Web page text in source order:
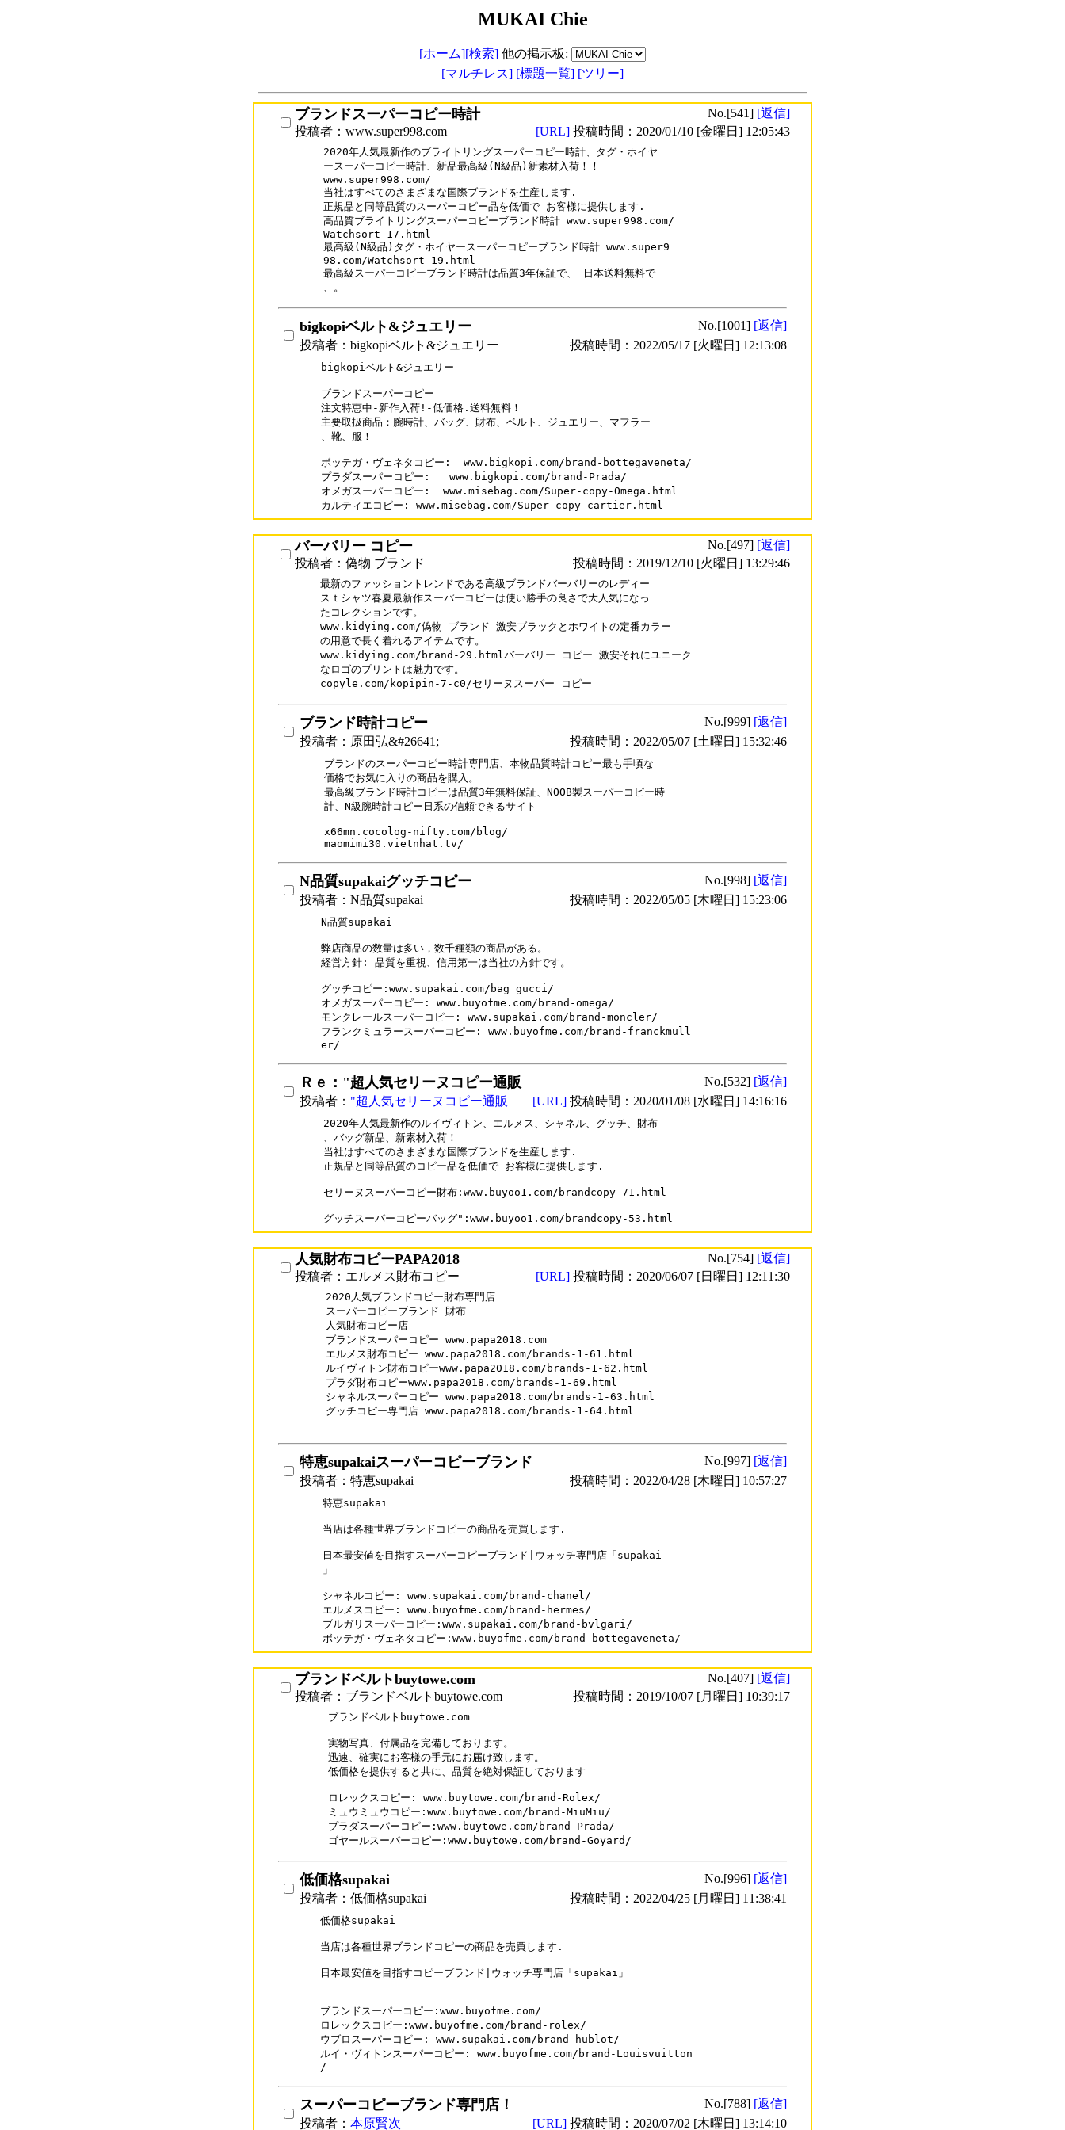
MUKAI Chie
[ホーム][検索] 他の掲示板:
[マルチレス] [標題一覧] [ツリー]
ブランドスーパーコピー時計 No.[541] [返信]
投稿者：www.super998.com
[URL] 投稿時間：2020/01/10 [金曜日] 12:05:43
2020年人気最新作のブライトリングスーパーコピー時計、タグ・ホイヤ
ースーパーコピー時計、新品最高級(N級品)新素材入荷！！
www.super998.com/
当社はすべてのさまざまな国際ブランドを生産します.
正規品と同等品質のスーパーコピー品を低価で お客様に提供します.
高品質ブライトリングスーパーコピーブランド時計 www.super998.com/
Watchsort-17.html
最高級(N級品)タグ・ホイヤースーパーコピーブランド時計 www.super9
98.com/Watchsort-19.html
最高級スーパーコピーブランド時計は品質3年保証で、 日本送料無料で
、。
bigkopiベルト&ジュエリー No.[1001] [返信]
投稿者：bigkopiベルト&ジュエリー
投稿時間：2022/05/17 [火曜日] 12:13:08
bigkopiベルト&ジュエリー
ブランドスーパーコピー
注文特恵中-新作入荷!-低価格.送料無料！
主要取扱商品：腕時計、バッグ、財布、ベルト、ジュエリー、マフラー
、靴、服！
ボッテガ・ヴェネタコピー:  www.bigkopi.com/brand-bottegaveneta/
プラダスーパーコピー:   www.bigkopi.com/brand-Prada/
オメガスーパーコピー:  www.misebag.com/Super-copy-Omega.html
バーバリー コピー No.[497] [返信]
投稿者：偽物 ブランド
投稿時間：2019/12/10 [火曜日] 13:29:46
最新のファッショントレンドである高級ブランドバーバリーのレディー
スｔシャツ春夏最新作スーパーコピーは使い勝手の良さで大人気になっ
たコレクションです。
www.kidying.com/偽物 ブランド 激安ブラックとホワイトの定番カラー
の用意で長く着れるアイテムです。
www.kidying.com/brand-29.htmlバーバリー コピー 激安それにユニーク
なロゴのプリントは魅力です。
copyle.com/kopipin-7-c0/セリーヌスーパー コピー
ブランド時計コピー No.[999] [返信]
投稿者：原田弘&#26641;
投稿時間：2022/05/07 [土曜日] 15:32:46
ブランドのスーパーコピー時計専門店、本物品質時計コピー最も手頃な
価格でお気に入りの商品を購入。
最高級ブランド時計コピーは品質3年無料保証、NOOB製スーパーコピー時
計、N級腕時計コピー日系の信頼できるサイト
x66mn.cocolog-nifty.com/blog/
maomimi30.vietnhat.tv/
N品質supakaiグッチコピー No.[998] [返信]
投稿者：N品質supakai
投稿時間：2022/05/05 [木曜日] 15:23:06
N品質supakai
弊店商品の数量は多い，数千種類の商品がある。
経営方針: 品質を重視、信用第一は当社の方針です。
グッチコピー:www.supakai.com/bag_gucci/
オメガスーパーコピー: www.buyofme.com/brand-omega/
モンクレールスーパーコピー: www.supakai.com/brand-moncler/
フランクミュラースーパーコピー: www.buyofme.com/brand-franckmull
Ｒｅ："超人気セリーヌコピー通販 No.[532] [返信]
投稿者： "超人気セリーヌコピー通販 [URL] 投稿時間：2020/01/08 [水曜日] 14:16:16
2020年人気最新作のルイヴィトン、エルメス、シャネル、グッチ、財布
、バッグ新品、新素材入荷！
当社はすべてのさまざまな国際ブランドを生産します.
正規品と同等品質のコピー品を低価で お客様に提供します.
セリーヌスーパーコピー財布:www.buyoo1.com/brandcopy-71.html
グッチスーパーコピーバッグ":www.buyoo1.com/brandcopy-53.html
人気財布コピーPAPA2018 No.[754] [返信]
投稿者：エルメス財布コピー
[URL] 投稿時間：2020/06/07 [日曜日] 12:11:30
2020人気ブランドコピー財布専門店
スーパーコピーブランド 財布
人気財布コピー店
ブランドスーパーコピー www.papa2018.com
エルメス財布コピー www.papa2018.com/brands-1-61.html
ルイヴィトン財布コピーwww.papa2018.com/brands-1-62.html
プラダ財布コピーwww.papa2018.com/brands-1-69.html
シャネルスーパーコピー www.papa2018.com/brands-1-63.html
グッチコピー専門店 www.papa2018.com/brands-1-64.html
特恵supakaiスーパーコピーブランド No.[997] [返信]
投稿者：特恵supakai
投稿時間：2022/04/28 [木曜日] 10:57:27
特恵supakai
当店は各種世界ブランドコピーの商品を売買します.
日本最安値を目指すスーパーコピーブランド|ウォッチ専門店「supakai
」
シャネルコピー: www.supakai.com/brand-chanel/
エルメスコピー: www.buyofme.com/brand-hermes/
ブルガリスーパーコピー:www.supakai.com/brand-bvlgari/
ボッテガ・ヴェネタコピー:www.buyofme.com/brand-bottegaveneta/
ブランドベルトbuytowe.com No.[407] [返信]
投稿者：ブランドベルトbuytowe.com
投稿時間：2019/10/07 [月曜日] 10:39:17
ブランドベルトbuytowe.com
実物写真、付属品を完備しております。
迅速、確実にお客様の手元にお届け致します。
低価格を提供すると共に、品質を絶対保証しております
ロレックスコピー: www.buytowe.com/brand-Rolex/
ミュウミュウコピー:www.buytowe.com/brand-MiuMiu/
プラダスーパーコピー:www.buytowe.com/brand-Prada/
ゴヤールスーパーコピー:www.buytowe.com/brand-Goyard/
低価格supakai No.[996] [返信]
投稿者：低価格supakai
投稿時間：2022/04/25 [月曜日] 11:38:41
低価格supakai
当店は各種世界ブランドコピーの商品を売買します.
日本最安値を目指すコピーブランド|ウォッチ専門店「supakai」
ブランドスーパーコピー:www.buyofme.com/
ロレックスコピー:www.buyofme.com/brand-rolex/
ウブロスーパーコピー: www.supakai.com/brand-hublot/
ルイ・ヴィトンスーパーコピー: www.buyofme.com/brand-Louisvuitton
/
スーパーコピーブランド専門店！ No.[788] [返信]
投稿者： 本原賢次 [URL] 投稿時間：2020/07/02 [木曜日] 13:14:10